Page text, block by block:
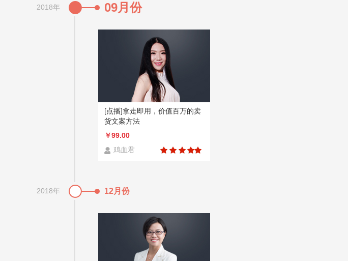
2018年 09月份
[点播]拿走即用，价值百万的卖
货文案方法
￥99.00
鸡血君
2018年 12月份